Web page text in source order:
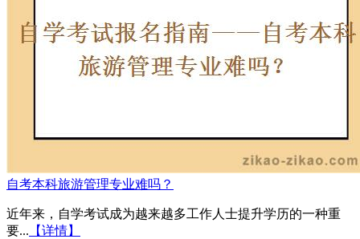
自考本科旅游管理专业难吗？
近年来，自学考试成为越来越多工作人士提升学历的一种重
要... 【详情】